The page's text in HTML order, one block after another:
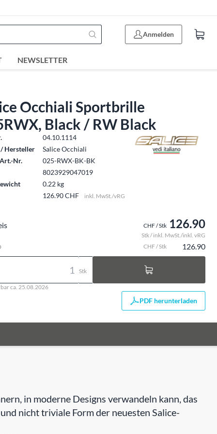
Anmelden
NEWSLETTER
Occhiali Sportbrille
Black / RW Black
04.10.1114
Hersteller
Salice Occhiali
Nr.
025-RWX-BK-BK
8023929047019
0.22 kg
126.90 CHF inkl. MwSt./vRG
CHF / Stk 126.90
Stk / inkl. MwSt./inkl. vRG
CHF / Stk 126.90
Stk
ca. 25.08.2026
PDF herunterladen
in moderne Designs verwandeln kann, das
nicht triviale Form der neuesten Salice-